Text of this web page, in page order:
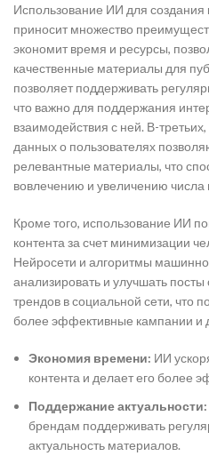
Использование ИИ для создания
приносит множество
экономит время и ресурсы,
качественные материалы для
позволяет поддерживать
что важно для поддержания
взаимодействия с ней. В-
данных о пользователях
релевантные материалы, что
вовлечению и увеличению числа
Кроме того, использование ИИ
контента за счет минимизации
Нейросети и алгоритмы
анализировать и улучшать посты
трендов в социальной сети, что
более эффективные кампании и
Экономия времени: ИИ
контента и делает его более
Поддержание актуальности:
брендам поддерживать
актуальность материалов.